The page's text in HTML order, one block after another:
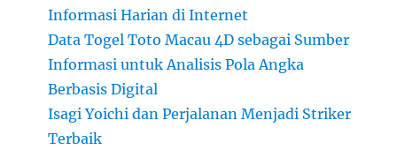
Informasi Harian di Internet
Data Togel Toto Macau 4D sebagai Sumber
Informasi untuk Analisis Pola Angka
Berbasis Digital
Isagi Yoichi dan Perjalanan Menjadi Striker
Terbaik